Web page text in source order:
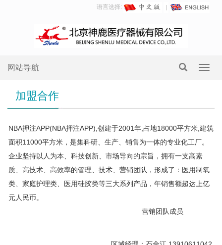
语言选择:
网站导航
加盟合作
NBA押注APP(NBA押注APP),创建于2001年,占地18000平方米,建筑
面积11000平方米，是集科研、生产、销售为一体的专业化工厂。
企业坚持以人为本、科技创新、市场导向的宗旨，拥有一支高素
质、高技术、高效率的管理、技术、营销团队，形成了：医用制氧
类、家庭护理类、医用硅胶类等三大系列产品，年销售额超达上亿
元人民币。
营销团队成员